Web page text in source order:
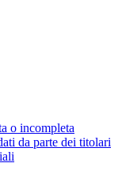
o incompleta
da parte dei titolari